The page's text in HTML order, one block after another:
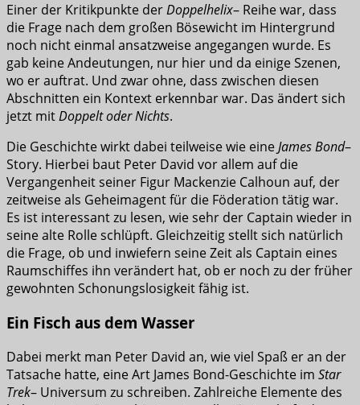
Einer der Kritikpunkte derDoppelhelix– Reihe war, dass
die Frage nach dem großen Bösewicht im Hintergrund
noch nicht einmal ansatzweise angegangen wurde. Es
gab keine Andeutungen, nur hier und da einige Szenen,
wo er auftrat. Und zwar ohne, dass zwischen diesen
Abschnitten ein Kontext erkennbar war. Das ändert sich
jetzt mitDoppelt oder Nichts.
Die Geschichte wirkt dabei teilweise wie eineJames Bond–
Story. Hierbei baut Peter David vor allem auf die
Vergangenheit seiner Figur Mackenzie Calhoun auf, der
zeitweise als Geheimagent für die Föderation tätig war.
Es ist interessant zu lesen, wie sehr der Captain wieder in
seine alte Rolle schlüpft. Gleichzeitig stellt sich natürlich
die Frage, ob und inwiefern seine Zeit als Captain eines
Raumschiffes ihn verändert hat, ob er noch zu der früher
gewohnten Schonungslosigkeit fähig ist.
Ein Fisch aus dem Wasser
Dabei merkt man Peter David an, wie viel Spaß er an der
Tatsache hatte, eine Art James Bond-Geschichte im Star
Trek– Universum zu schreiben. Zahlreiche Elemente des